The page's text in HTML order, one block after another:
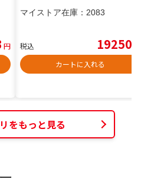
円
マイストア在庫： 2083
税込 19250
カートに入れる
をもっと見る